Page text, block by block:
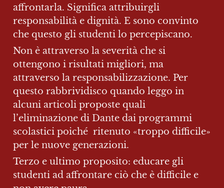
affrontarla. Significa attribuirgli
responsabilità e dignità. E sono convinto
che questo gli studenti lo percepiscano.
Non è attraverso la severità che si
ottengono i risultati migliori, ma
attraverso la responsabilizzazione. Per
questo rabbrividisco quando leggo in
alcuni articoli proposte quali
l’eliminazione di Dante dai programmi
scolastici poiché  ritenuto «troppo difficile»
per le nuove generazioni.
Terzo e ultimo proposito: educare gli
studenti ad affrontare ciò che è difficile e